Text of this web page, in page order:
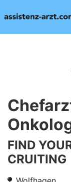
FIND
CRUITING